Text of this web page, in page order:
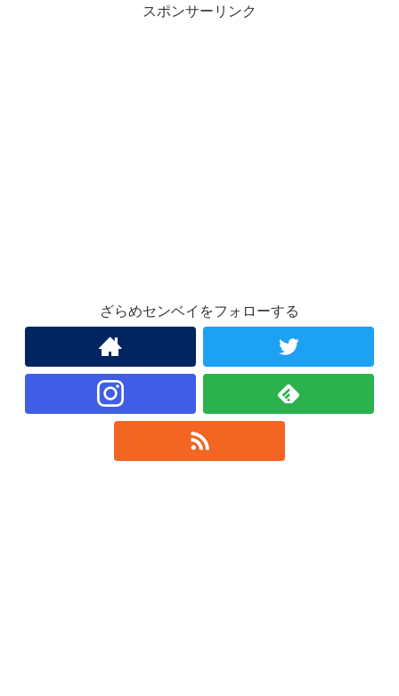
スポンサーリンク
ざらめセンベイをフォローする